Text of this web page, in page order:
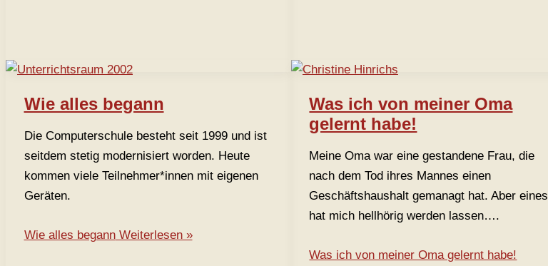
Wie alles begann
Die Computerschule besteht seit 1999 und ist
seitdem stetig modernisiert worden. Heute
kommen viele Teilnehmer*innen mit eigenen
Geräten.
Wie alles begannWeiterlesen »
Was ich von meiner Oma
gelernt habe!
Meine Oma war eine gestandene Frau, die
nach dem Tod ihres Mannes einen
Geschäftshaushalt gemanagt hat. Aber eines
hat mich hellhörig werden lassen….
Was ich von meiner Oma gelernt habe!